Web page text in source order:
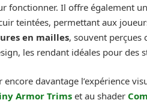
fonctionner. Il offre également
teintées, permettant aux
en mailles, souvent perçues
les rendant idéales pour des
davantage l’expérience
Armor Trims et au shader